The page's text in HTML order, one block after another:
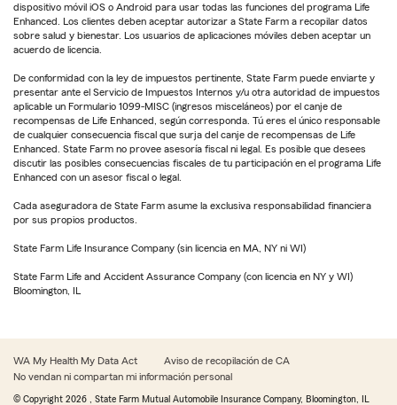
dispositivo móvil iOS o Android para usar todas las funciones del programa Life
Enhanced. Los clientes deben aceptar autorizar a State Farm a recopilar datos
sobre salud y bienestar. Los usuarios de aplicaciones móviles deben aceptar un
acuerdo de licencia.
De conformidad con la ley de impuestos pertinente, State Farm puede enviarte y
presentar ante el Servicio de Impuestos Internos y/u otra autoridad de impuestos
aplicable un Formulario 1099-MISC (ingresos misceláneos) por el canje de
recompensas de Life Enhanced, según corresponda. Tú eres el único responsable
de cualquier consecuencia fiscal que surja del canje de recompensas de Life
Enhanced. State Farm no provee asesoría fiscal ni legal. Es posible que desees
discutir las posibles consecuencias fiscales de tu participación en el programa Life
Enhanced con un asesor fiscal o legal.
Cada aseguradora de State Farm asume la exclusiva responsabilidad financiera
por sus propios productos.
State Farm Life Insurance Company (sin licencia en MA, NY ni WI)
State Farm Life and Accident Assurance Company (con licencia en NY y WI)
Bloomington, IL
WA My Health My Data Act
Aviso de recopilación de CA
No vendan ni compartan mi información personal
© Copyright 2026 , State Farm Mutual Automobile Insurance Company, Bloomington, IL